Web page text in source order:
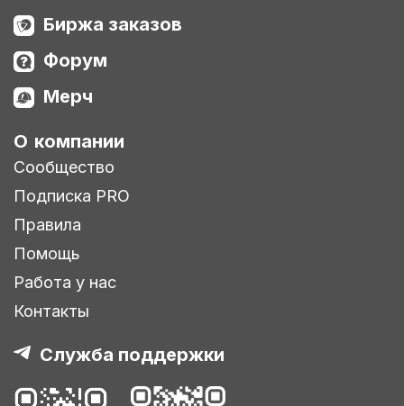
Биржа заказов
Форум
Мерч
О компании
Сообщество
Подписка PRO
Правила
Помощь
Работа у нас
Контакты
Служба поддержки